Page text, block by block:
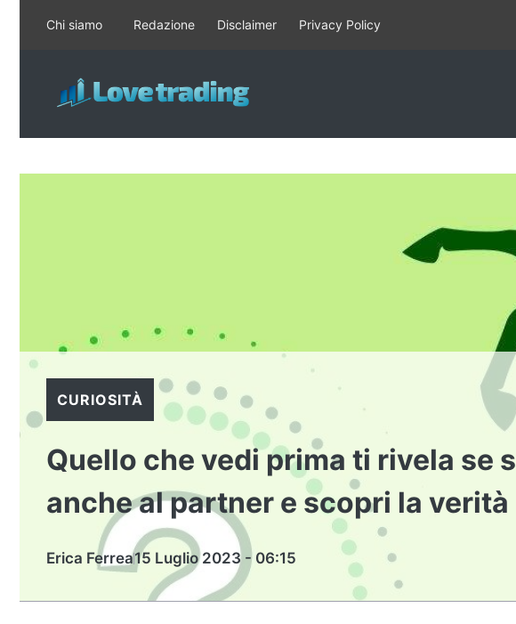
contenuto
Chi siamo Redazione Disclaimer Privacy Policy
CURIOSITÀ
Quello che vedi prima ti rivela se
anche al partner e scopri la verità
Erica Ferrea15 Luglio 2023 - 06:15